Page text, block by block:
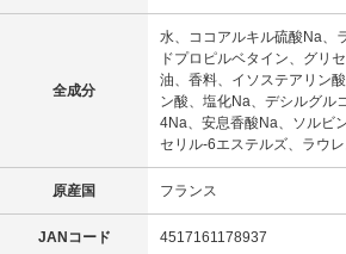
全成分
水、ココアルキル硫酸Na、
ドプロピルベタイン、グリ
油、香料、イソステアリン
ン酸、塩化Na、デシルグル
4Na、安息香酸Na、ソルビ
セリル-6エステルズ、ラウ
原産国 フランス
JANコード 4517161178937